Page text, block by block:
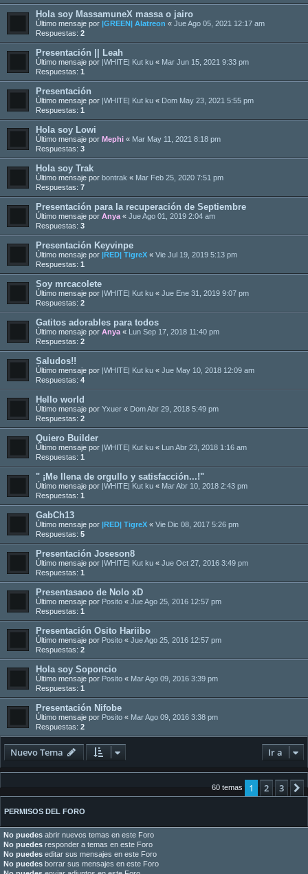
Hola soy MassamuneX massa o jairo
Último mensaje por |GREEN| Alatreon « Jue Ago 05, 2021 12:17 am
Respuestas: 2
Presentación || Leah
Último mensaje por |WHITE| Kut ku « Mar Jun 15, 2021 9:33 pm
Respuestas: 1
Presentación
Último mensaje por |WHITE| Kut ku « Dom May 23, 2021 5:55 pm
Respuestas: 1
Hola soy Lowi
Último mensaje por Mephi « Mar May 11, 2021 8:18 pm
Respuestas: 3
Hola soy Trak
Último mensaje por bontrak « Mar Feb 25, 2020 7:51 pm
Respuestas: 7
Presentación para la recuperación de Septiembre
Último mensaje por Anya « Jue Ago 01, 2019 2:04 am
Respuestas: 3
Presentación Keyvinpe
Último mensaje por |RED| TigreX « Vie Jul 19, 2019 5:13 pm
Respuestas: 1
Soy mrcacolete
Último mensaje por |WHITE| Kut ku « Jue Ene 31, 2019 9:07 pm
Respuestas: 2
Gatitos adorables para todos
Último mensaje por Anya « Lun Sep 17, 2018 11:40 pm
Respuestas: 2
Saludos!!
Último mensaje por |WHITE| Kut ku « Jue May 10, 2018 12:09 am
Respuestas: 4
Hello world
Último mensaje por Yxuer « Dom Abr 29, 2018 5:49 pm
Respuestas: 2
Quiero Builder
Último mensaje por |WHITE| Kut ku « Lun Abr 23, 2018 1:16 am
Respuestas: 1
" ¡Me llena de orgullo y satisfacción...!"
Último mensaje por |WHITE| Kut ku « Mar Abr 10, 2018 2:43 pm
Respuestas: 1
GabCh13
Último mensaje por |RED| TigreX « Vie Dic 08, 2017 5:26 pm
Respuestas: 5
Presentación Joseson8
Último mensaje por |WHITE| Kut ku « Jue Oct 27, 2016 3:49 pm
Respuestas: 1
Presentasaoo de Nolo xD
Último mensaje por Posito « Jue Ago 25, 2016 12:57 pm
Respuestas: 1
Presentación Osito Hariibo
Último mensaje por Posito « Jue Ago 25, 2016 12:57 pm
Respuestas: 2
Hola soy Soponcio
Último mensaje por Posito « Mar Ago 09, 2016 3:39 pm
Respuestas: 1
Presentación Nifobe
Último mensaje por Posito « Mar Ago 09, 2016 3:38 pm
Respuestas: 2
Nuevo Tema Ir a
60 temas 1 2 3
PERMISOS DEL FORO
No puedes abrir nuevos temas en este Foro
No puedes responder a temas en este Foro
No puedes editar sus mensajes en este Foro
No puedes borrar sus mensajes en este Foro